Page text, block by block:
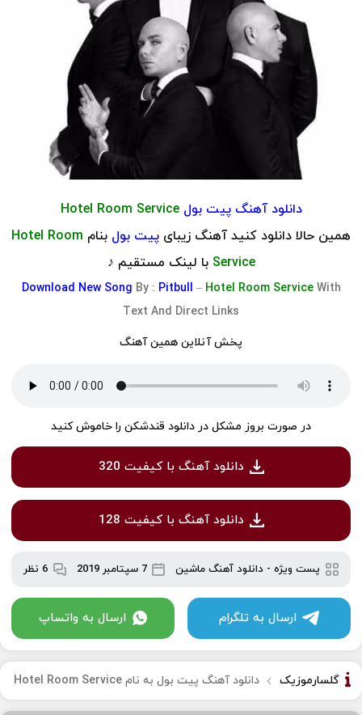
دانلود آهنگ پیت بول Hotel Room Service
همین حالا دانلود کنید آهنگ زیبای پیت بول بنام Hotel Room
Service با لینک مستقیم ♪
Download New Song By : Pitbull – Hotel Room Service With
Text And Direct Links
پخش آنلاین همین آهنگ
در صورت بروز مشکل در دانلود قندشکن را خاموش کنید
دانلود آهنگ با کیفیت 320
دانلود آهنگ با کیفیت 128
پست ویژه- دانلود آهنگ ماشین 7 سپتامبر 2019 6 نظر
ارسال به تلگرام ارسال به واتساپ
گلسارموزیک دانلود آهنگ پیت بول به نام Hotel Room Service